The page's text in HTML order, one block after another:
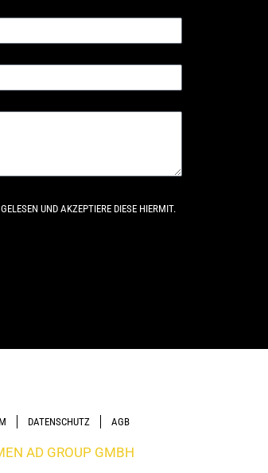
GELESEN UND AKZEPTIERE DIESE HIERMIT.
DATENSCHUTZ AGB
AD GROUP GMBH